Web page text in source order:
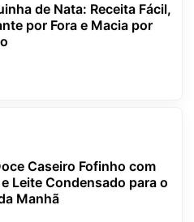
de Nata: Receita Fácil,
por Fora e Macia por
Caseiro Fofinho com
Leite Condensado para o
Manhã